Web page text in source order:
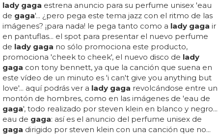
lady gaga estrena anuncio para su perfume unisex 'eau
de gaga'... ¿pero pega este tema jazz con el ritmo de las
imágenes? ¡para nada! le pega tanto como a lady gaga ir
en pantuflas... el spot para presentar el nuevo perfume
de lady gaga no sólo promociona este producto,
promociona 'cheek to cheek', el nuevo disco de lady
gaga con tony bennett, ya que la canción que suena en
este vídeo de un minuto es 'i can't give you anything but
love'... aquí podrás ver a lady gaga revolcándose entre un
montón de hombres, como en las imágenes de 'eau de
gaga', todo realizado por steven klein en blanco y negro...
eau de gaga: así es el anuncio del perfume unisex de
gaga dirigido por steven klein con una canción que no...